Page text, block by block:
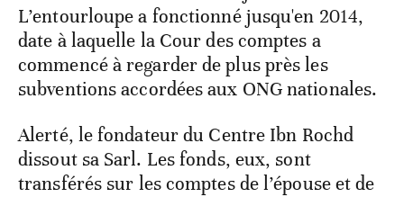
L’entourloupe a fonctionné jusqu'en 2014,
date à laquelle la Cour des comptes a
commencé à regarder de plus près les
subventions accordées aux ONG nationales.
Alerté, le fondateur du Centre Ibn Rochd
dissout sa Sarl. Les fonds, eux, sont
transférés sur les comptes de l’épouse et de